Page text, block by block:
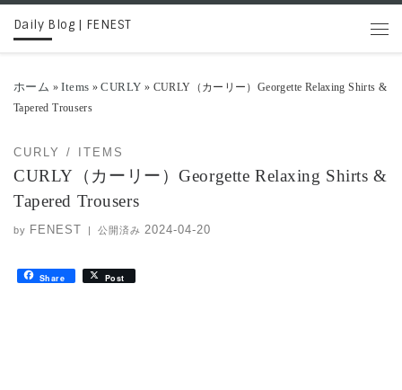
コンテンツへスキップ
Daily Blog | FENEST
ホーム » Items » CURLY » CURLY（カーリー）Georgette Relaxing Shirts &
Tapered Trousers
CURLY ITEMS
CURLY（カーリー）Georgette Relaxing Shirts &
Tapered Trousers
by FENEST | 公開済み 2024-04-20
Share Post